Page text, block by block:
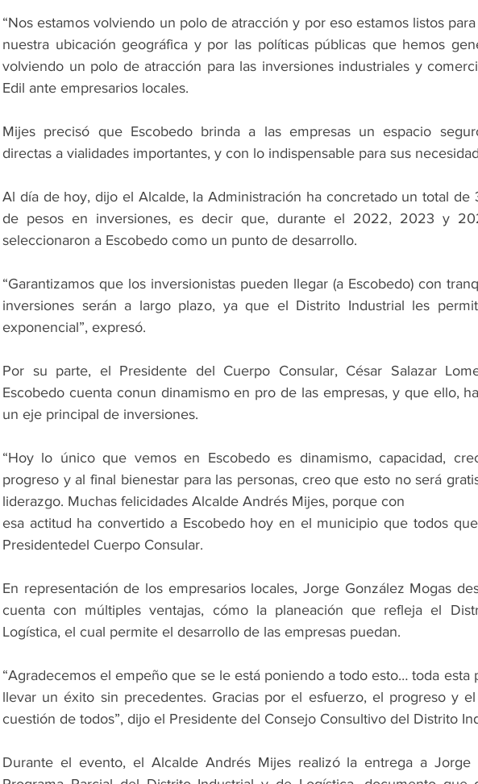
“Nos estamos volviendo un polo de atracción y por eso estamos listos
nuestra ubicación geográfica y por las políticas públicas que hemos
volviendo un polo de atracción para las inversiones industriales y
Edil ante empresarios locales.
Mijes precisó que Escobedo brinda a las empresas un espacio
directas a vialidades importantes, y con lo indispensable para sus
Al día de hoy, dijo el Alcalde, la Administración ha concretado un total de
de pesos en inversiones, es decir que, durante el 2022, 2023 y
seleccionaron a Escobedo como un punto de desarrollo.
“Garantizamos que los inversionistas pueden llegar (a Escobedo) con
inversiones serán a largo plazo, ya que el Distrito Industrial les
exponencial”, expresó.
Por su parte, el Presidente del Cuerpo Consular, César Salazar
Escobedo cuenta conun dinamismo en pro de las empresas, y que ello,
un eje principal de inversiones.
“Hoy lo único que vemos en Escobedo es dinamismo, capacidad,
progreso y al final bienestar para las personas, creo que esto no será
liderazgo. Muchas felicidades Alcalde Andrés Mijes, porque con
esa actitud ha convertido a Escobedo hoy en el municipio que todos
Presidentedel Cuerpo Consular.
En representación de los empresarios locales, Jorge González Mogas
cuenta con múltiples ventajas, cómo la planeación que refleja el
Logística, el cual permite el desarrollo de las empresas puedan.
“Agradecemos el empeño que se le está poniendo a todo esto… toda esta
llevar un éxito sin precedentes. Gracias por el esfuerzo, el progreso y
cuestión de todos”, dijo el Presidente del Consejo Consultivo del Distrito
Durante el evento, el Alcalde Andrés Mijes realizó la entrega a Jorge